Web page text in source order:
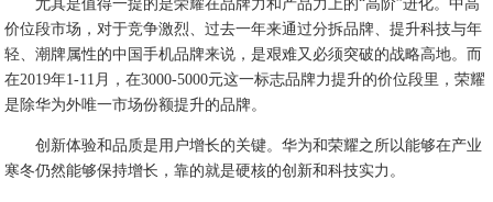
尤其是值得一提的是荣耀在品牌力和产品力上的“高阶”进化。中高
价位段市场，对于竞争激烈、过去一年来通过分拆品牌、提升科技与年
轻、潮牌属性的中国手机品牌来说，是艰难又必须突破的战略高地。而
在2019年1-11月，在3000-5000元这一标志品牌力提升的价位段里，荣耀
是除华为外唯一市场份额提升的品牌。
创新体验和品质是用户增长的关键。华为和荣耀之所以能够在产业
寒冬仍然能够保持增长，靠的就是硬核的创新和科技实力。